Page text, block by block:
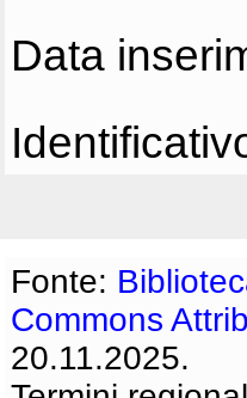
Data
Fonte:
Commons
20.11.2025.